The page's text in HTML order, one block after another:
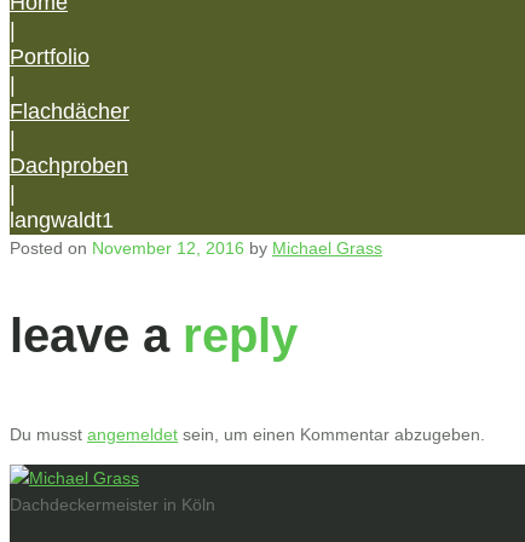
Portfolio
Flachdächer
Dachproben
langwaldt1
Posted on November 12, 2016 by Michael Grass
leave a reply
Du musst angemeldet sein, um einen Kommentar abzugeben.
Dachdeckermeister in Köln